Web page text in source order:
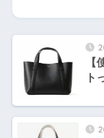
【
ト